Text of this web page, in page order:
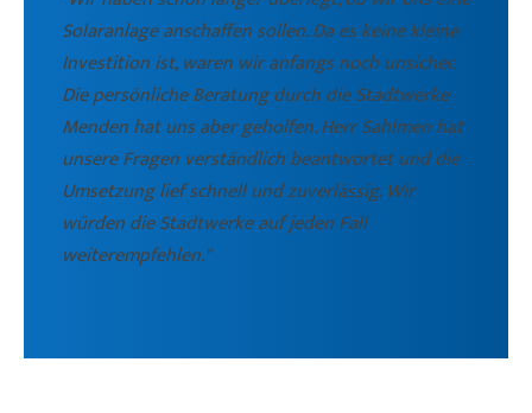
Solaranlage anschaffen sollen. Da es keine kleine
Investition ist, waren wir anfangs noch unsicher.
Die persönliche Beratung durch die Stadtwerke
Menden hat uns aber geholfen. Herr Sahlmen hat
unsere Fragen verständlich beantwortet und die
Umsetzung lief schnell und zuverlässig. Wir
würden die Stadtwerke auf jeden Fall
weiterempfehlen."